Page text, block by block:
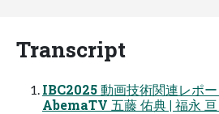
Transcript
IBC2025 動画技術関連レポ
AbemaTV 五藤 佑典 | 福永 亘